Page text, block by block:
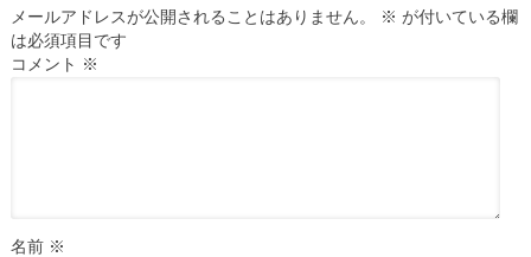
メールアドレスが公開されることはありません。 ※ が付いている欄
は必須項目です
コメント ※
名前 ※